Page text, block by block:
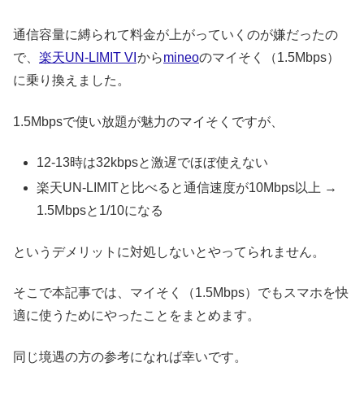
通信容量に縛られて料金が上がっていくのが嫌だったの
で、 楽天UN-LIMIT VI からmineoのマイそく（1.5Mbps）
に乗り換えました。
1.5Mbpsで使い放題が魅力のマイそくですが、
12-13時は32kbpsと激遅でほぼ使えない
楽天UN-LIMITと比べると通信速度が10Mbps以上 →
1.5Mbpsと1/10になる
というデメリットに対処しないとやってられません。
そこで本記事では、マイそく（1.5Mbps）でもスマホを快
適に使うためにやったことをまとめます。
同じ境遇の方の参考になれば幸いです。